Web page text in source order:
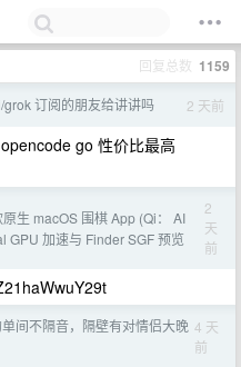
回复总数 1159
grok 订阅的朋友给讲讲吗 2 天前
go 性价比最高
生 macOS 围棋 App (Qi： AI
GPU 加速与 Finder SGF 预览
2
天
前
间不隔音，隔壁有对情侣大晚 4 天
前